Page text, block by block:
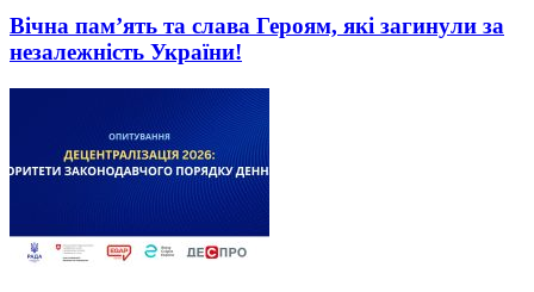
Вічна пам’ять та слава Героям, які загинули за
незалежність України!